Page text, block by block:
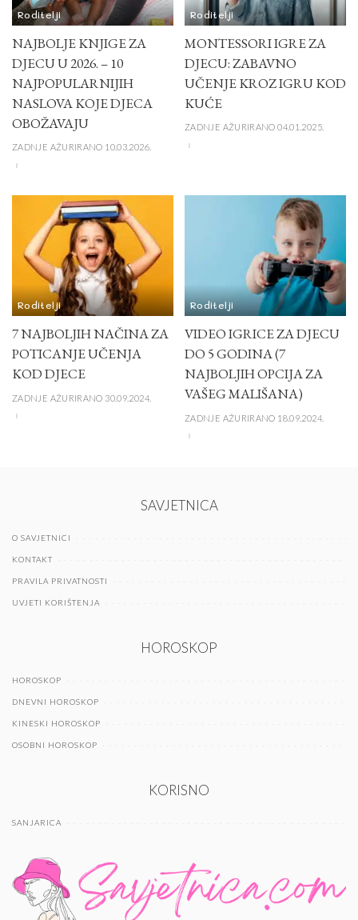
Roditelji
NAJBOLJE KNJIGE ZA
DJECU U 2026. – 10
NAJPOPULARNIJIH
NASLOVA KOJE DJECA
OBOŽAVAJU
ZADNJE AŽURIRANO 10.03.2026.
Roditelji
MONTESSORI IGRE ZA
DJECU: ZABAVNO
UČENJE KROZ IGRU KOD
KUĆE
ZADNJE AŽURIRANO 04.01.2025.
Roditelji
7 NAJBOLJIH NAČINA ZA
POTICANJE UČENJA
KOD DJECE
ZADNJE AŽURIRANO 30.09.2024.
Roditelji
VIDEO IGRICE ZA DJECU
DO 5 GODINA (7
NAJBOLJIH OPCIJA ZA
VAŠEG MALIŠANA)
ZADNJE AŽURIRANO 18.09.2024.
SAVJETNICA
O SAVJETNICI
KONTAKT
PRAVILA PRIVATNOSTI
UVJETI KORIŠTENJA
HOROSKOP
HOROSKOP
DNEVNI HOROSKOP
KINESKI HOROSKOP
OSOBNI HOROSKOP
KORISNO
SANJARICA